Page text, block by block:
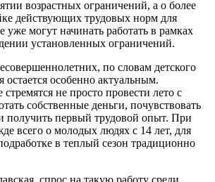
возрастных ограничений, а о более
действующих трудовых норм для
уже могут начинать работать в рамках
установленных ограничений.
по словам детского
остается особенно актуальным.
не просто провести лето с
собственные деньги, почувствовать
получить первый трудовой опыт. При
всего о молодых людях с 14 лет, для
в теплый сезон традиционно